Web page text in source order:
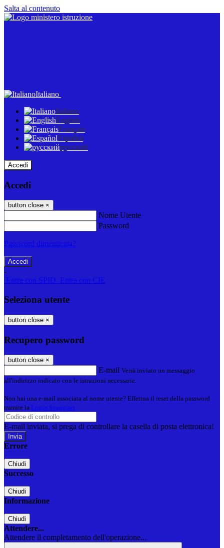
Salta al contenuto
Italiano
Italiano
English
Français
Español
русский
Accedi
Accedi
button close ×
Nome Utente
Password
Password dimenticata?
-
Entra con SPID
Entra con CIE
Seleziona utente
button close ×
Recupero password
button close ×
E-mail Verrà inviato un messaggio
all'indirizzo indicato con le istruzioni necessarie.
Non hai una e-mail associata al nome utente? Effettua il reset della password
tramite la Login Spaggiari
E-mail inviata, si prega di controllare la casella di posta elettronica!
Errore
Chiudi
Successo
Chiudi
Informazione
Chiudi
Attendere...
Attendere il completamento dell'operazione...